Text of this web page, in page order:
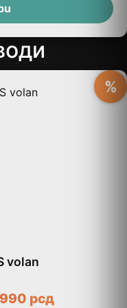
volan
рсд